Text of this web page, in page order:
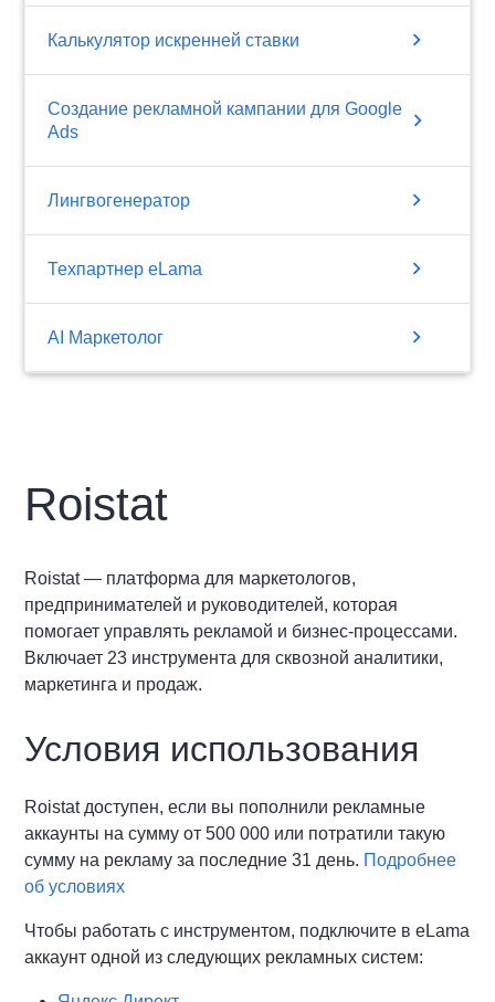
Калькулятор искренней ставки chevron_right
Создание рекламной кампании для Google
Ads
chevron_right
Лингвогенератор chevron_right
Техпартнер eLama chevron_right
AI Маркетолог chevron_right
Roistat
Roistat — платформа для маркетологов,
предпринимателей и руководителей, которая
помогает управлять рекламой и бизнес-процессами.
Включает 23 инструмента для сквозной аналитики,
маркетинга и продаж.
Условия использования
Roistat доступен, если вы пополнили рекламные
аккаунты на сумму от 500 000 или потратили такую
сумму на рекламу за последние 31 день. Подробнее
об условиях
Чтобы работать с инструментом, подключите в eLama
аккаунт одной из следующих рекламных систем: